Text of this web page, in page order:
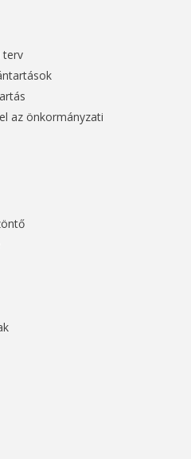
terv
az önkormányzati